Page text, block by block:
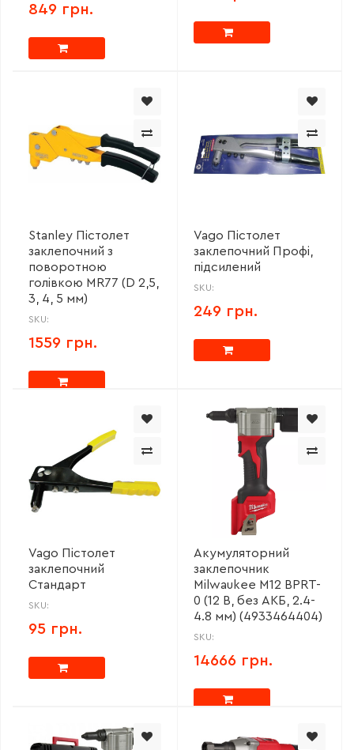
849 грн.
Stanley Пістолет
заклепочний з
поворотною
голівкою MR77 (D 2,5,
3, 4, 5 мм)
SKU:
1559 грн.
Vago Пістолет
заклепочний Профі,
підсилений
SKU:
249 грн.
Vago Пістолет
заклепочний
Стандарт
SKU:
95 грн.
Акумуляторний
заклепочник
Milwaukee M12 BPRT-
0 (12 В, без АКБ, 2.4-
4.8 мм) (4933464404)
SKU:
14666 грн.